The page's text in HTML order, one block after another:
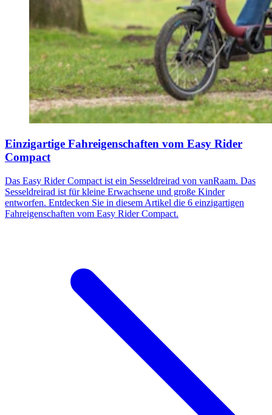
Einzigartige Fahreigenschaften vom Easy Rider
Compact
Das Easy Rider Compact ist ein Sesseldreirad von vanRaam. Das
Sesseldreirad ist für kleine Erwachsene und große Kinder
entworfen. Entdecken Sie in diesem Artikel die 6 einzigartigen
Fahreigenschaften vom Easy Rider Compact.